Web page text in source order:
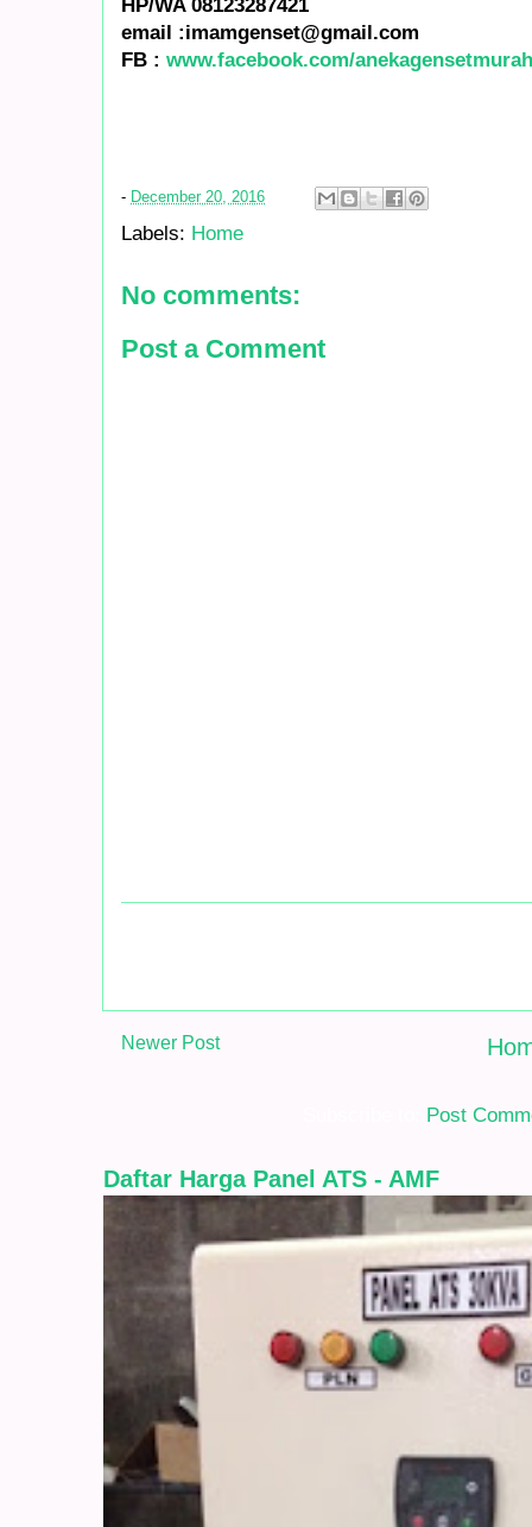
HP/WA 08123287421
email :imamgenset@gmail.com
FB : www.facebook.com/
- December 20, 2016
Labels: Home
No comments:
Post a Comment
Newer Post
Post
Daftar Harga Panel ATS - AMF